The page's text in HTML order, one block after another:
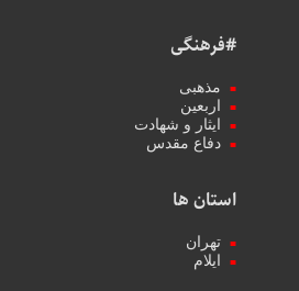
#فرهنگی
مذهبی
اربعین
ایثار و شهادت
دفاع مقدس
استان ها
تهران
ایلام